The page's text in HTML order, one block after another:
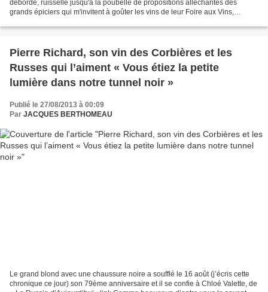
déborde, ruisselle jusqu'à la poubelle de propositions alléchantes des
grands épiciers qui m'invitent à goûter les vins de leur Foire aux Vins,
Pierre Richard, son vin des Corbières et les
Russes qui l’aiment « Vous étiez la petite
lumière dans notre tunnel noir »
Publié le 27/08/2013 à 00:09
Par JACQUES BERTHOMEAU
Le grand blond avec une chaussure noire a soufflé le 16 août (j’écris cette
chronique ce jour) son 79ème anniversaire et il se confie à Chloé Valette, de